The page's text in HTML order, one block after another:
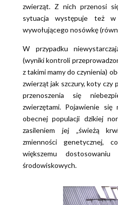
zwierząt. Z nich przenosi
sytuacja występuje też
wywołującego nosówkę
W przypadku
(wyniki kontroli
z takimi mamy do czynienia)
zwierząt jak szczury, koty czy
przenoszenia się
zwierzętami. Pojawienie
obecnej populacji dzikiej
zasileniem jej „świeżą
zmienności genetycznej,
większemu
środowiskowych.